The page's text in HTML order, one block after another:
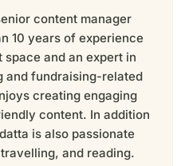
content manager
10 years of experience
space and an expert in
and fundraising-related
creating engaging
content. In addition
is also passionate
and reading.